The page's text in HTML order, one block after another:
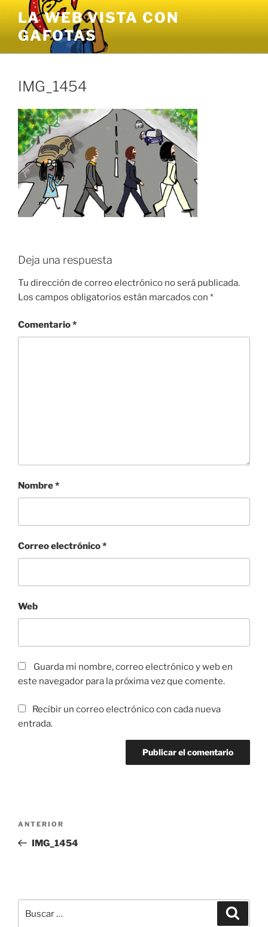
contenido
LA WEB VISTA CON
GAFOTAS
IMG_1454
Deja una respuesta
Tu dirección de correo electrónico no será publicada.
Los campos obligatorios están marcados con *
Comentario*
Nombre*
Correo electrónico*
Web
Guarda mi nombre, correo electrónico y web en
este navegador para la próxima vez que comente.
Recibir un correo electrónico con cada nueva
entrada.
entradas
Entrada
anterior:
ANTERIOR
IMG_1454
por: